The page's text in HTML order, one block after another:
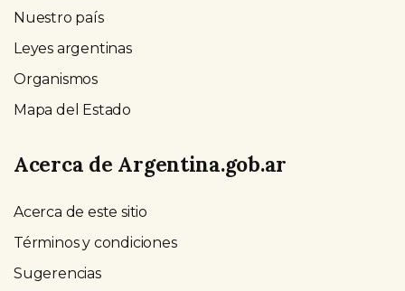
Nuestro país
Leyes argentinas
Organismos
Mapa del Estado
Acerca de Argentina.gob.ar
Acerca de este sitio
Términos y condiciones
Sugerencias